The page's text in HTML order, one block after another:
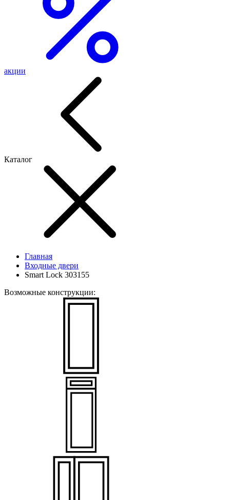
акции
Каталог
Главная
Входные двери
Smart Lock 303155
Возможные конструкции: